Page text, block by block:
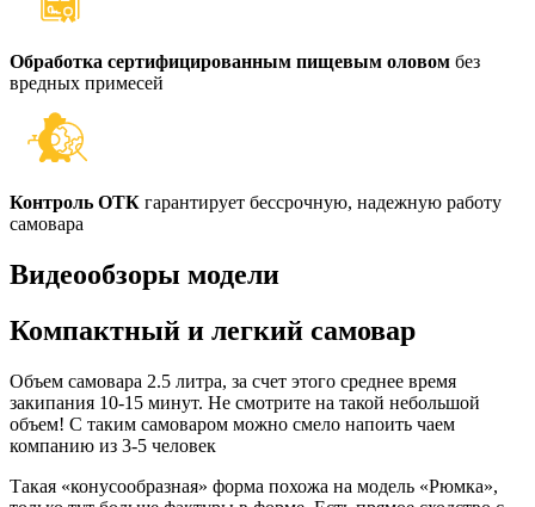
Обработка сертифицированным пищевым оловом без
вредных примесей
Контроль ОТК гарантирует бессрочную, надежную работу
самовара
Видеообзоры модели
Компактный и легкий самовар
Объем самовара 2.5 литра, за счет этого среднее время
закипания 10-15 минут. Не смотрите на такой небольшой
объем! С таким самоваром можно смело напоить чаем
компанию из 3-5 человек
Такая «конусообразная» форма похожа на модель «Рюмка»,